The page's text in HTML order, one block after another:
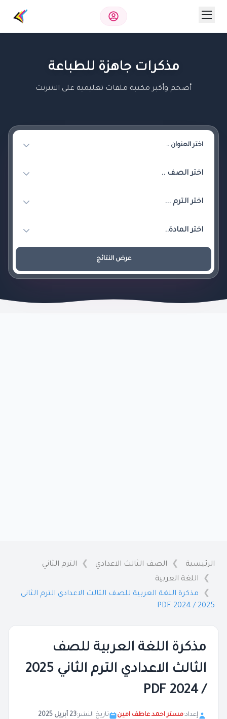
مذكرات جاهزة للطباعة
أضخم وأكبر مكتبة ملفات تعليمية على الانترنت
عرض النتائج
الرئيسية الصف الثالث الاعدادي
الترم الثاني
اللغة العربية
مذكرة اللغة العربية للصف الثالث الاعدادي الترم الثاني
2025 / 2024 PDF
مذكرة اللغة العربية للصف
الثالث الاعدادي الترم الثاني 2025
/ 2024 PDF
إعداد:مستر احمد عاطف امين تاريخ النشر:23 أبريل 2025